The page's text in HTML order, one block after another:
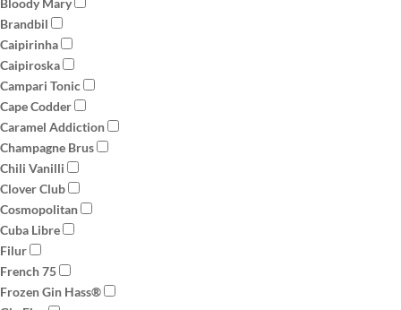
Bloody Mary
Brandbil
Caipirinha
Caipiroska
Campari Tonic
Cape Codder
Caramel Addiction
Champagne Brus
Chili Vanilli
Clover Club
Cosmopolitan
Cuba Libre
Filur
French 75
Frozen Gin Hass®